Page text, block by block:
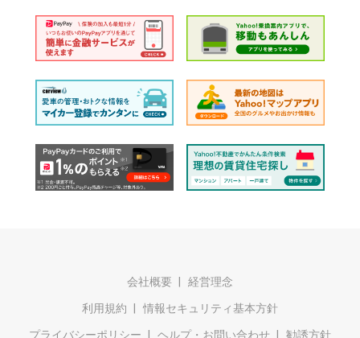
会社概要 経営理念
利用規約 情報セキュリティ基本方針
プライバシーポリシー ヘルプ・お問い合わせ 勧誘方針